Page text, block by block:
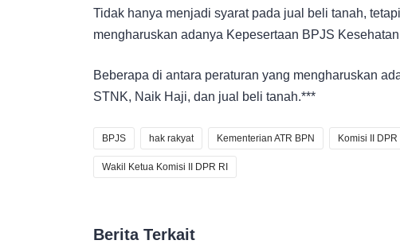
Tidak hanya menjadi syarat pada jual beli tanah,
mengharuskan adanya Kepesertaan BPJS
Beberapa di antara peraturan yang mengharuskan
STNK, Naik Haji, dan jual beli tanah.***
BPJS hak rakyat Kementerian ATR BPN Komisi II DPR
Wakil Ketua Komisi II DPR RI
Berita Terkait